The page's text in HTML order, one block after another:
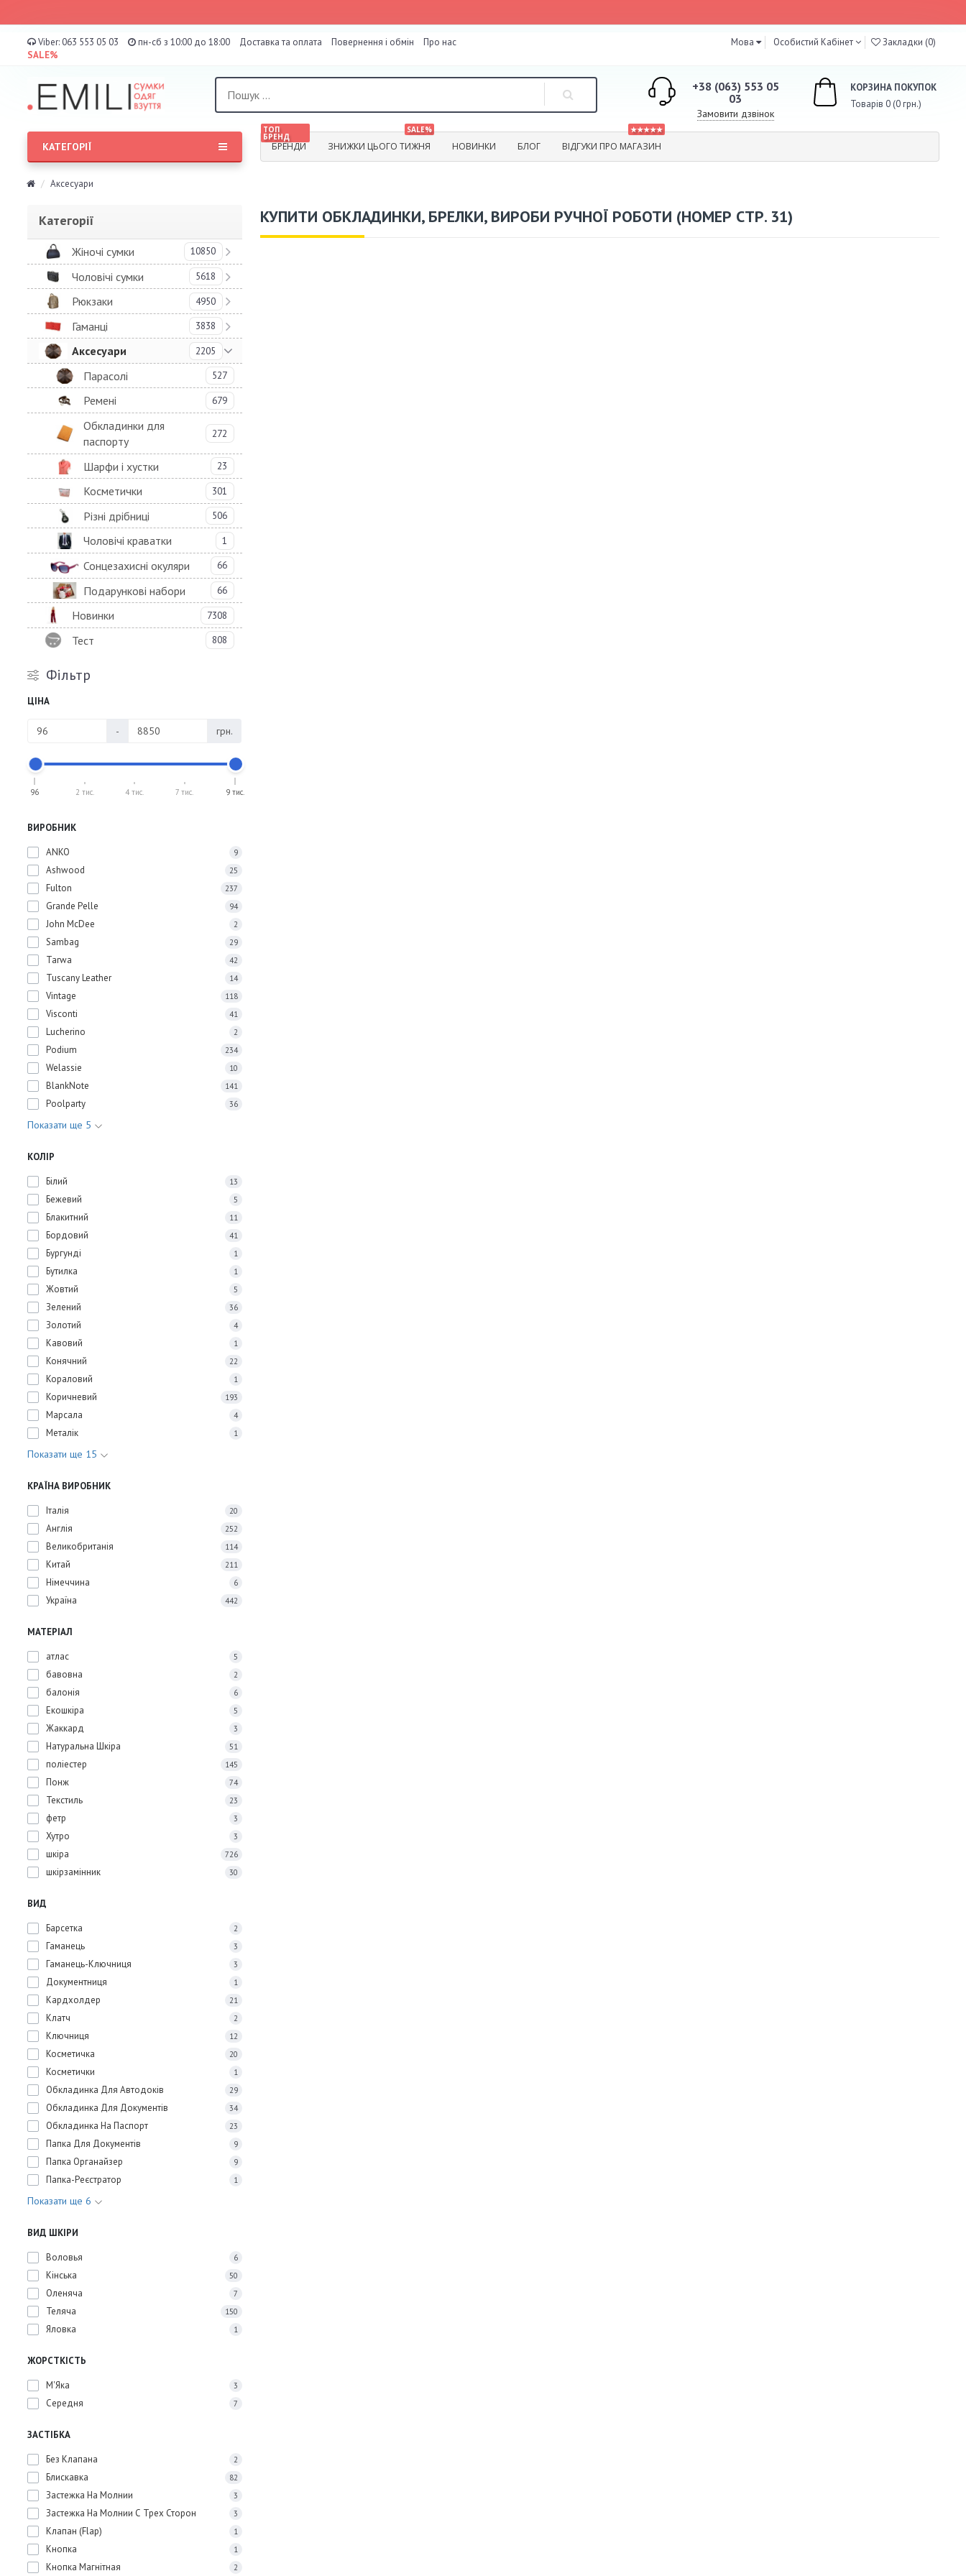
Viber: 063 553 05 03 пн-сб з 10:00 до 18:00 Доставка та оплата Повернення і обмін
Про нас
SALE%
Мова Особистий Кабінет Закладки (0)
+38 (063) 553 05
03
Замовити дзвінок
КОРЗИНА ПОКУПОК
Товарів 0 (0 грн.)
ТОП
БРЕНД
БРЕНДИ
SALE%
ЗНИЖКИ ЦЬОГО ТИЖНЯ НОВИНКИ БЛОГ
★★★★★
ВІДГУКИ ПРО МАГАЗИН
КАТЕГОРІЇ
Аксесуари
Категорії
Жіночі сумки 10850
Чоловічі сумки 5618
Рюкзаки 4950
Гаманці 3838
Аксесуари 2205
Парасолі 527
Ремені 679
Обкладинки для
паспорту
272
Шарфи і хустки 23
Косметички 301
Різні дрібниці 506
Чоловічі краватки 1
Сонцезахисні окуляри 66
Подарункові набори 66
Новинки 7308
Тест 808
Фільтр
ЦІНА
- грн.
96 2 тис. 4 тис. 7 тис. 9 тис.
ВИРОБНИК
ANKO
9
Ashwood 25
Fulton 237
Grande Pelle 94
John McDee 2
Sambag 29
Tarwa 42
Tuscany Leather 14
Vintage 118
Visconti 41
Lucherino 2
Podium 234
Welassie 10
BlankNote 141
Poolparty 36
Показати ще 5
КОЛІР
Білий
13
Бежевий 5
Блакитний 11
Бордовий 41
Бургунді 1
Бутилка 1
Жовтий 5
Зелений 36
Золотий 4
Кавовий 1
Конячний 22
Кораловий 1
Коричневий 193
Марсала 4
Металік 1
Показати ще 15
КРАЇНА ВИРОБНИК
Італія
20
Англія 252
Великобританія 114
Китай 211
Німеччина 6
Україна 442
МАТЕРІАЛ
атлас
5
бавовна 2
балонія 6
Екошкіра 5
Жаккард 3
Натуральна Шкіра 51
поліестер 145
Понж 74
Текстиль 23
фетр 3
Хутро 3
шкіра 726
шкірзамінник 30
ВИД
Барсетка
2
Гаманець 3
Гаманець-Ключниця 3
Документниця 1
Кардхолдер 21
Клатч 2
Ключниця 12
Косметичка 20
Косметички 1
Обкладинка Для Автодоків 29
Обкладинка Для Документів 34
Обкладинка На Паспорт 23
Папка Для Документів 9
Папка Органайзер 9
Папка-Реєстратор 1
Показати ще 6
ВИД ШКІРИ
Воловья
6
Кінська 50
Оленяча 7
Теляча 150
Яловка 1
ЖОРСТКІСТЬ
М'Яка
3
Середня 7
ЗАСТІБКА
Без Клапана
2
Блискавка 82
Застежка На Молнии 3
Застежка На Молнии С Трех Сторон 3
Клапан (Flap) 1
Кнопка 1
Кнопка Магнітная 2
КУПИТИ ОБКЛАДИНКИ, БРЕЛКИ, ВИРОБИ РУЧНОЇ РОБОТИ (НОМЕР СТР. 31)